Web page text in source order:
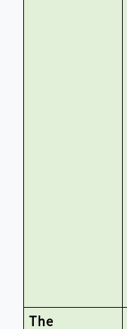
The